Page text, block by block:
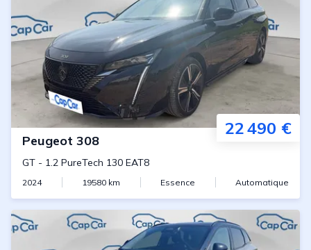
22 490 €
Peugeot 308
GT - 1.2 PureTech 130 EAT8
2024 19580 km Essence Automatique